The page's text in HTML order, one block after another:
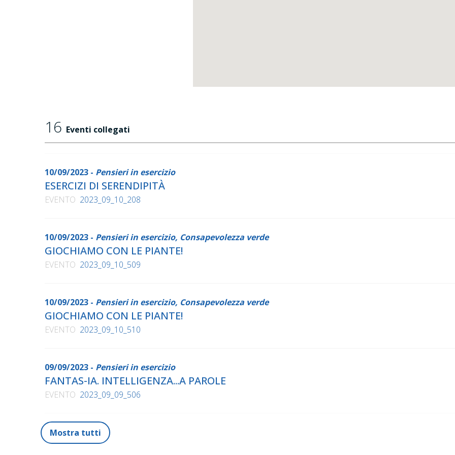
16 Eventi collegati
10/09/2023 - Pensieri in esercizio
ESERCIZI DI SERENDIPITÀ
EVENTO 2023_09_10_208
10/09/2023 - Pensieri in esercizio, Consapevolezza verde
GIOCHIAMO CON LE PIANTE!
EVENTO 2023_09_10_509
10/09/2023 - Pensieri in esercizio, Consapevolezza verde
GIOCHIAMO CON LE PIANTE!
EVENTO 2023_09_10_510
09/09/2023 - Pensieri in esercizio
FANTAS-IA. INTELLIGENZA...A PAROLE
EVENTO 2023_09_09_506
Mostra tutti